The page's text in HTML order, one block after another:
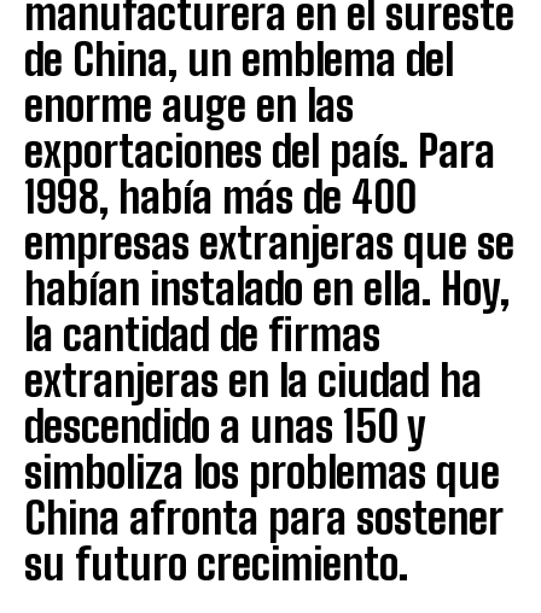
manufacturera en el sureste
de China, un emblema del
enorme auge en las
exportaciones del país. Para
1998, había más de 400
empresas extranjeras que se
habían instalado en ella. Hoy,
la cantidad de firmas
extranjeras en la ciudad ha
descendido a unas 150 y
simboliza los problemas que
China afronta para sostener
su futuro crecimiento.